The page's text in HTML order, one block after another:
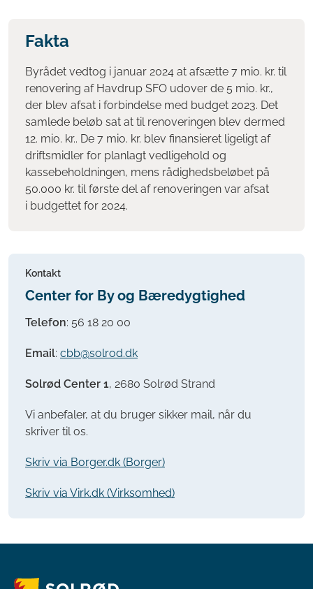
Fakta
Byrådet vedtog i januar 2024 at afsætte 7 mio. kr. til
renovering af Havdrup SFO udover de 5 mio. kr.,
der blev afsat i forbindelse med budget 2023. Det
samlede beløb sat at til renoveringen blev dermed
12. mio. kr.. De 7 mio. kr. blev finansieret ligeligt af
driftsmidler for planlagt vedligehold og
kassebeholdningen, mens rådighedsbeløbet på
50.000 kr. til første del af renoveringen var afsat
i budgettet for 2024.
Kontakt
Center for By og Bæredygtighed
Telefon: 56 18 20 00
Email: cbb@solrod.dk
Solrød Center 1, 2680 Solrød Strand
Vi anbefaler, at du bruger sikker mail, når du
skriver til os.
Skriv via Borger.dk (Borger)
Skriv via Virk.dk (Virksomhed)